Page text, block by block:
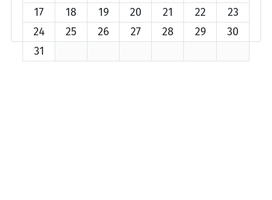
17
18 19 20 21 22
23
24
25 26 27 28 29
30
31